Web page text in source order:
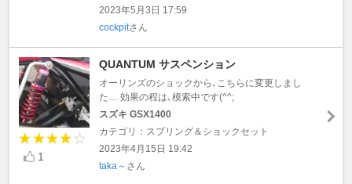
2023年5月3日 17:59
cockpitさん
1
QUANTUM サスペンション
オーリンズのショックから､こちらに変更しまし
た… 効果の程は､模索中です(^^;
スズキ GSX1400
カテゴリ：スプリング＆ショックセット
2023年4月15日 19:42
taka～ さん